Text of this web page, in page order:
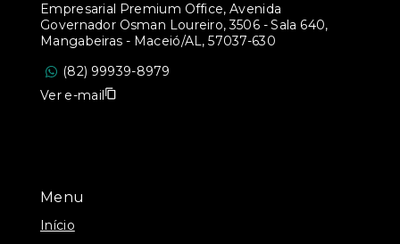
Menu
Início
Empresarial Premium Office, Avenida
Governador Osman Loureiro, 3506 - Sala 640,
Mangabeiras - Maceió/AL, 57037-630
(82) 99939-8979
Ver e-mail